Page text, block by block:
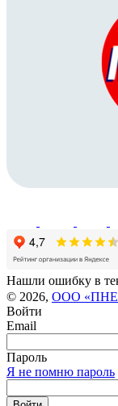
Нашли ошибку в
© 2026, ООО
Войти
Email
Пароль
Я не помню пароль